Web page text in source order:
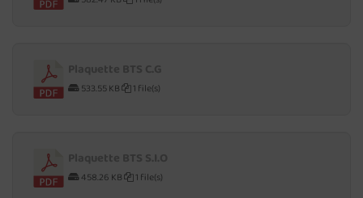
533.55 KB 1 file(s)
458.26 KB 1 file(s)